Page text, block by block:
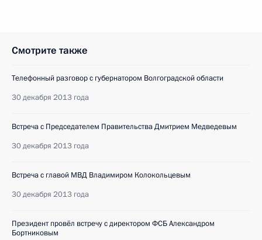
Смотрите также
Телефонный разговор с губернатором Волгоградской области
30 декабря 2013 года
Встреча с Председателем Правительства Дмитрием Медведевым
30 декабря 2013 года
Встреча с главой МВД Владимиром Колокольцевым
30 декабря 2013 года
Президент провёл встречу с директором ФСБ Александром
Бортниковым